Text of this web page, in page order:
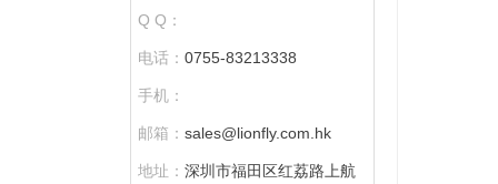
Q Q：
电话： 0755-83213338
手机：
邮箱： sales@lionfly.com.hk
地址： 深圳市福田区红荔路上航